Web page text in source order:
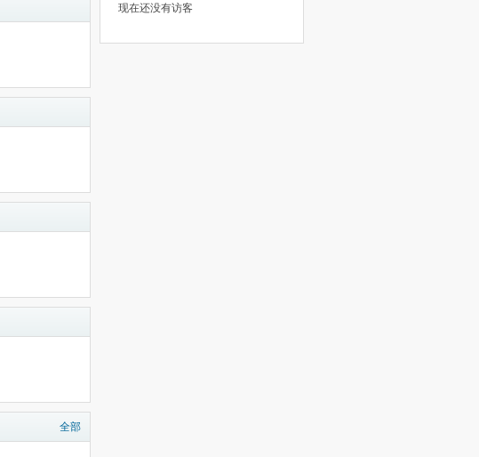
全部
现在还没有访客